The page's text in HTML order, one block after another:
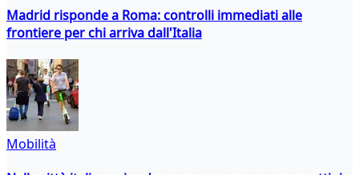
Madrid risponde a Roma: controlli immediati alle
frontiere per chi arriva dall'Italia
Mobilità